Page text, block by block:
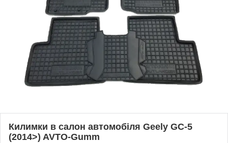
Килимки в салон автомобіля Geely GC-5
(2014>) AVTO-Gumm